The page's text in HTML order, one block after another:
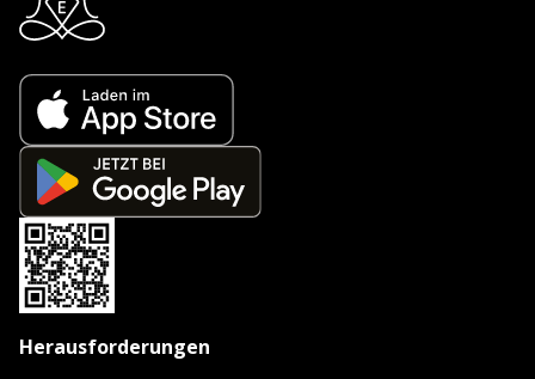
Herausforderungen